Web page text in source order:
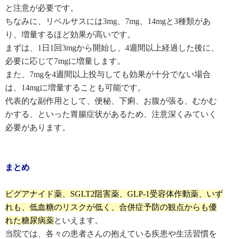
と注意が必要です。
ちなみに、リベルサスには3mg、7mg、14mgと3種類があ
り、増量するほど効果が高いです。
まずは、1日1回3mgから開始し、4週間以上経過した後に、
必要に応じて7mgに増量します。
また、7mgを4週間以上投与しても効果が十分でない場合
は、14mgに増量することも可能です。
代表的な副作用として、便秘、下痢、お腹が張る、むかむ
かする、といった胃腸症状があるため、注意深くみていく
必要があります。
まとめ
ビグアナイド薬、SGLT2阻害薬、GLP-1受容体作動薬、いず
れも、低血糖のリスクが低く、合併症予防の観点からも優
れた糖尿病薬といえます。
当院では、各々の患者さんの抱えている疾患や生活習慣を